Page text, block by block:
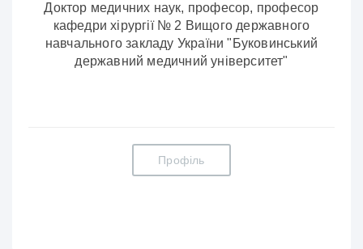
Доктор медичних наук, професор, професор
кафедри хірургії № 2 Вищого державного
навчального закладу України "Буковинський
державний медичний університет"
Профіль